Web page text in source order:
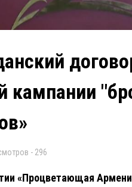
кампании
- 296
«Процветающая